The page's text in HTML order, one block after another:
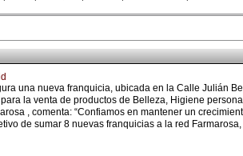
una nueva franquicia, ubicada en la Calle Julián
la venta de productos de Belleza, Higiene
, comenta: “Confiamos en mantener un
de sumar 8 nuevas franquicias a la red